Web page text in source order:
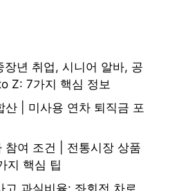
년 취업, 시니어 알바, 공
Z: 7가지 핵심 정보
산 | 미사용 연차 퇴직금 포
참여 조건 | 전통시장 상품
지 핵심 팁
고 과실비율: 좌회전 차로